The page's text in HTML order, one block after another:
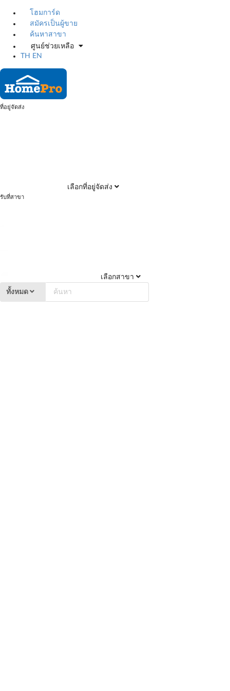
โฮมการ์ด
สมัครเป็นผู้ขาย
ค้นหาสาขา
ศูนย์ช่วยเหลือ
TH
EN
ที่อยู่จัดส่ง
เลือกที่อยู่จัดส่ง
รับที่สาขา
เลือกสาขา
ทั้งหมด